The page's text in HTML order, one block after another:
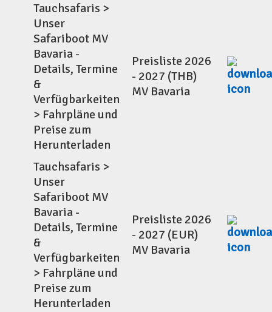
Tauchsafaris >
Unser
Safariboot MV
Bavaria -
Details, Termine
&
Verfügbarkeiten
> Fahrpläne und
Preise zum
Herunterladen
Preisliste 2026
- 2027 (THB)
MV Bavaria
Tauchsafaris >
Unser
Safariboot MV
Bavaria -
Details, Termine
&
Verfügbarkeiten
> Fahrpläne und
Preise zum
Herunterladen
Preisliste 2026
- 2027 (EUR)
MV Bavaria